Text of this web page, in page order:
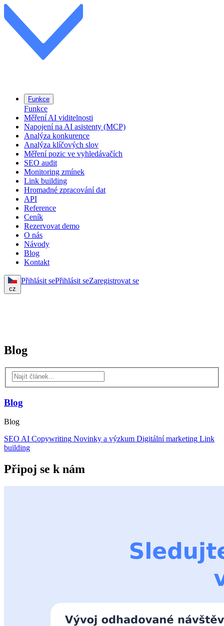
Funkce
Funkce
Měření AI viditelnosti
Napojení na AI asistenty (MCP)
Analýza konkurence
Analýza klíčových slov
Měření pozic ve vyhledávačích
SEO audit
Monitoring zmínek
Link building
Hromadné zpracování dat
API
Reference
Ceník
Rezervovat demo
O nás
Návody
Blog
Kontakt
cz
Přihlásit sePřihlásit seZaregistrovat se
Blog
Blog
Blog
SEO AI Copywriting Novinky a výzkum Digitální marketing Link
building
Připoj se k nám